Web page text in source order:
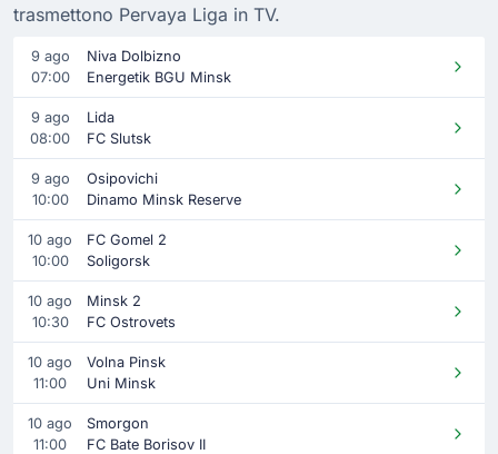
trasmettono Pervaya Liga in TV.
9 ago
07:00
Niva Dolbizno
Energetik BGU Minsk
9 ago
08:00
Lida
FC Slutsk
9 ago
10:00
Osipovichi
Dinamo Minsk Reserve
10 ago
10:00
FC Gomel 2
Soligorsk
10 ago
10:30
Minsk 2
FC Ostrovets
10 ago
11:00
Volna Pinsk
Uni Minsk
10 ago
11:00
Smorgon
FC Bate Borisov II